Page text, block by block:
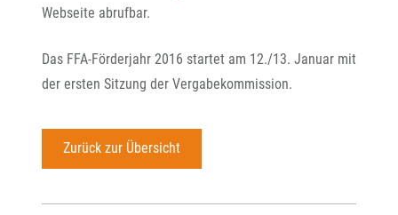
Webseite abrufbar.
Das FFA-Förderjahr 2016 startet am 12./13. Januar mit
der ersten Sitzung der Vergabekommission.
Zurück zur Übersicht